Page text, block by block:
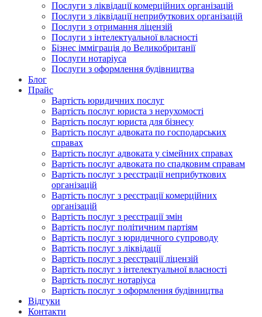
Послуги з ліквідації комерційних організацій
Послуги з ліквідації неприбуткових організацій
Послуги з отримання ліцензій
Послуги з інтелектуальної власності
Бізнес імміграція до Великобританії
Послуги нотаріуса
Послуги з оформлення будівництва
Блог
Прайс
Вартість юридичних послуг
Вартість послуг юриста з нерухомості
Вартість послуг юриста для бізнесу
Вартість послуг адвоката по господарських
справах
Вартість послуг адвоката у сімейних справах
Вартість послуг адвоката по спадковим справам
Вартість послуг з реєстрації неприбуткових
організацій
Вартість послуг з реєстрації комерційних
організацій
Вартість послуг з реєстрації змін
Вартість послуг політичним партіям
Вартість послуг з юридичного супроводу
Вартість послуг з ліквідації
Вартість послуг з реєстрації ліцензій
Вартість послуг з інтелектуальної власності
Вартість послуг нотаріуса
Вартість послуг з оформлення будівництва
Відгуки
Контакти